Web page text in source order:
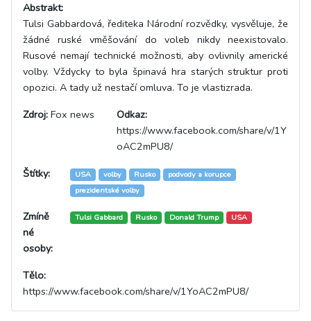
Abstrakt:
Tulsi Gabbardová, řediteka Národní rozvědky, vysvěluje, že
žádné ruské vměšování do voleb nikdy neexistovalo.
Rusové nemají technické možnosti, aby ovlivnily americké
volby. Vždycky to byla špinavá hra starých struktur proti
opozici. A tady už nestačí omluva. To je vlastizrada.
Zdroj: Fox news
Odkaz:
https://www.facebook.com/share/v/1Y
oAC2mPU8/
Štítky:
USA volby Rusko
podvody a korupce
prezidentské volby
Zmíně
né
osoby:
Tulsi Gabbard Rusko Donald Trump USA
Tělo:
https://www.facebook.com/share/v/1YoAC2mPU8/